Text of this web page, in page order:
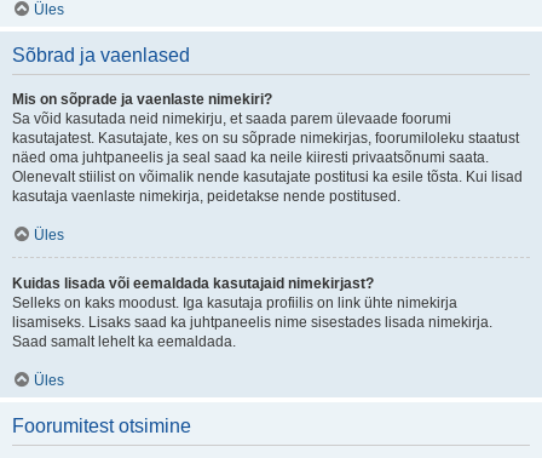
Üles
Sõbrad ja vaenlased
Mis on sõprade ja vaenlaste nimekiri?
Sa võid kasutada neid nimekirju, et saada parem ülevaade foorumi
kasutajatest. Kasutajate, kes on su sõprade nimekirjas, foorumiloleku staatust
näed oma juhtpaneelis ja seal saad ka neile kiiresti privaatsõnumi saata.
Olenevalt stiilist on võimalik nende kasutajate postitusi ka esile tõsta. Kui lisad
kasutaja vaenlaste nimekirja, peidetakse nende postitused.
Üles
Kuidas lisada või eemaldada kasutajaid nimekirjast?
Selleks on kaks moodust. Iga kasutaja profiilis on link ühte nimekirja
lisamiseks. Lisaks saad ka juhtpaneelis nime sisestades lisada nimekirja.
Saad samalt lehelt ka eemaldada.
Üles
Foorumitest otsimine